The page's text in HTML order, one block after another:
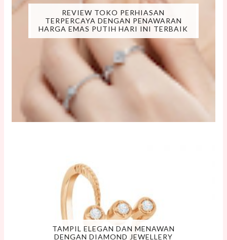
REVIEW TOKO PERHIASAN
TERPERCAYA DENGAN PENAWARAN
HARGA EMAS PUTIH HARI INI TERBAIK
TAMPIL ELEGAN DAN MENAWAN
DENGAN DIAMOND JEWELLERY